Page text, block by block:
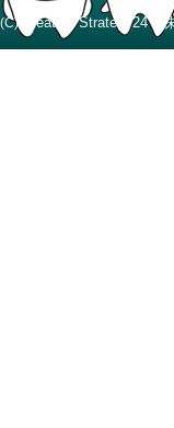
(C) Creative Strategy24